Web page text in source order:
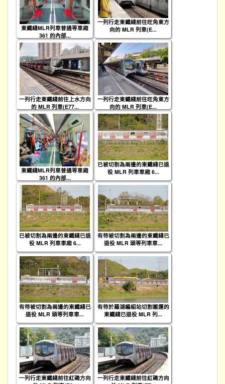
東鐵綫MLR列車普通等車廂
361 的內部...
一列行走東鐵綫前往旺角東方
向的 MLR 列車(E...
一列行走東鐵綫前往上水方向
的 MLR 列車(E77...
一列行走東鐵綫前往旺角東方
向的 MLR 列車(E...
東鐵綫MLR列車普通等車廂
361 的內部...
已被切割為兩邊的東鐵綫已退
役 MLR 列車車廂 6...
已被切割為兩邊的東鐵綫已退
役 MLR 列車車廂 6...
有待被切割為兩邊的東鐵綫已
退役 MLR 頭等列車車...
有待被切割為兩邊的東鐵綫已
退役 MLR 頭等列車車...
有待於羅湖編組站切割搬運的
東鐵綫已退役 MLR 列...
一列行走東鐵綫前往紅磡方向
一列行走東鐵綫前往紅磡方向